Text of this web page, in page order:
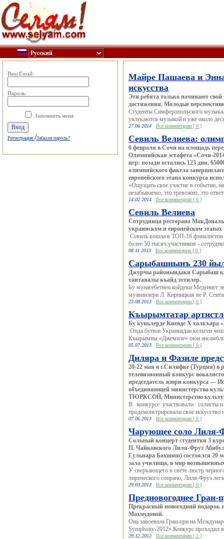
Ваш Email:
Пароль:
Запомнить меня
Регистрация /Забыли пароль?
Майре Пашаева и
искусства
Эти ребята только начинают
достижения. Молодые
Студенты Симферопольского
увлекаются музыкой и уже около
27.06.2014 Все комментарии [ 0 ]
Севиль Велиева:
6 февраля в Сочи на площадь
Олимпийская эстафета «Сочи-
игр: позади остались 123 дня,
олимпийского факела
европейского этапа конкурса
«Ощущать свое участие в событии,
незабываемо, это тревожно, это
14.02.2014 Все комментарии [ 0 ]
Севиль Велиева
Сотрудница ресторана
украинском и европейском
Севиль вошла в ТОП-16 финалистов
более 50 тысяч участников -
08.11.2013 Все комментарии [ 0 ]
Сарыбашнынъ 230
Джурчы районындаки Сарыбаш
тантаналы къайд эттилер.
Бу мунасебетнен койдеки Медениет
муавинлери Л. Кирницкая ве Р.
23.08.2013 Все комментарии [ 0 ]
Къырымтатар
Бу куньлерде Киевде X халкъара
Онда бутюн Украинадан кельген
Къырымны «Джемиле» оюн
05.07.2013 Все комментарии [ 0 ]
Диляра и Фазиле
20-22 мая в г.Силифке (Турция)
телевизионный конкурс
председатель жюри конкурса —
объединяющей министерства
ТЮРКСОЙ, Министерство
В конкурсе участвовали солисты и
продемонстрировали свое
07.06.2013 Все комментарии [ 0 ]
Чарующее соло Лиля-
Сольный концерт студентки 3
П. Чайковского Лиля-Фруз
Гульнара Бахшиш) состоялся 20
зала училища, в мир
У сверкающего в свете люстр
лирического сопрано, Лиля-Фруз
29.03.2013 Все комментарии [ 0 ]
Предновогоднее
Прекрасный новогодний подарок
Махмудовой.
Она завоевала Гран-при на
Symphony-2012».Конкурс проходил
29.12.2012 Все комментарии [ 1 ]